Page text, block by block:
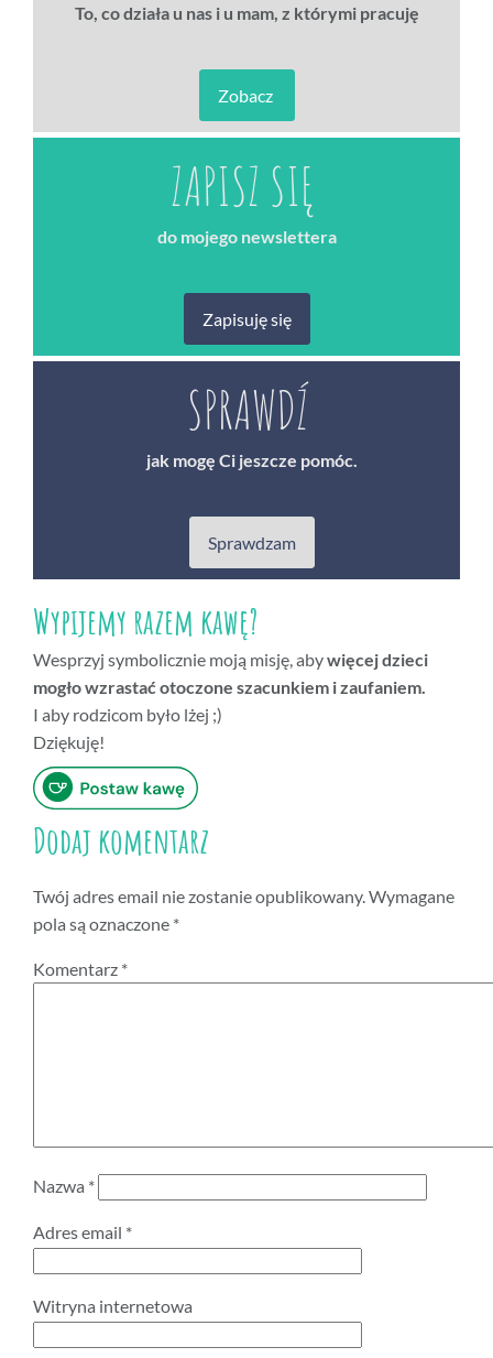
To, co działa u nas i u mam, z którymi pracuję
Zobacz
ZAPISZ SIĘ
do mojego newslettera
Zapisuję się
SPRAWDŹ
jak mogę Ci jeszcze pomóc.
Sprawdzam
Wypijemy razem kawę?
Wesprzyj symbolicznie moją misję, abywięcej dzieci
mogło wzrastać otoczone szacunkiem i zaufaniem.
I aby rodzicom było lżej ;)
Dziękuję!
Dodaj komentarz
Twój adres email nie zostanie opublikowany.Wymagane
pola są oznaczone *
Komentarz *
Nazwa *
Adres email *
Witryna internetowa